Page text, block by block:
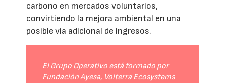
carbono en mercados voluntarios,
convirtiendo la mejora ambiental en una
posible vía adicional de ingresos.
El Grupo Operativo está formado por
Fundación Ayesa, Volterra Ecosystems